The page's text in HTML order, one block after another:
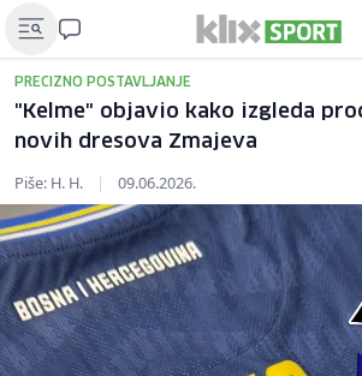
PRECIZNO POSTAVLJANJE
"Kelme" objavio kako izgleda
novih dresova Zmajeva
Piše: H. H. | 09.06.2026.